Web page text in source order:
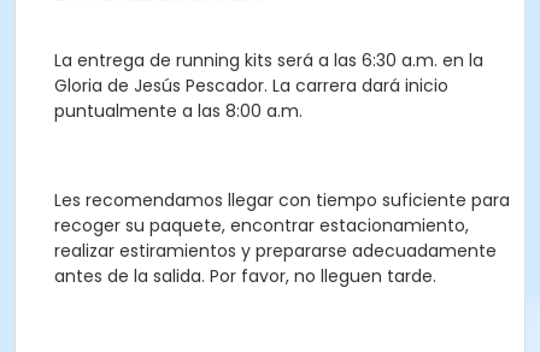
La entrega de running kits será a las 6:30 a.m. en la
Gloria de Jesús Pescador. La carrera dará inicio
puntualmente a las 8:00 a.m.
Les recomendamos llegar con tiempo suficiente para
recoger su paquete, encontrar estacionamiento,
realizar estiramientos y prepararse adecuadamente
antes de la salida. Por favor, no lleguen tarde.